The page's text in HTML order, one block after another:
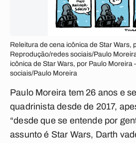
Releitura de cena icônica de Star Wars,
Reprodução/redes sociais/Paulo
icônica de Star Wars, por Paulo Moreira
sociais/Paulo Moreira
Paulo Moreira tem 26 anos e
quadrinista desde de 2017,
“desde que se entende por
assunto é Star Wars, Darth